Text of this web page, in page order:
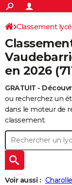
ACTUALITÉS
Politique
Société
Faits Divers
Education
Monde
Villes
+
SPORT
Coupe du monde
Football
Tennis
Cyclisme
Rugby
Forum
CULTURE
Programme TV
TNT
Streaming
Cinéma
Sorties cinéma
Musique
+
FINANCE
Retraite
Impôts
Epargne
Immobilier
Risques naturels par
Banque
Assurance
Crédit
AUTO
Essais
Réserver un essai
Citadines
Berlines
SUV
Forum auto
+
HIGH-TECH
BRICOLAGE
Forum
Aménagement
Extérieur
Cuisine
Salle de bains
Jardinage
Rangement
+WEEK-END
Guides de France
Escapades
Patrimoine
Expositions
Musées
Week-end nature
+
LIFESTYLE
Classement
en 2026
GRATUIT -
ou recherchez un
dans le moteur de
classement.
Voir aussi :